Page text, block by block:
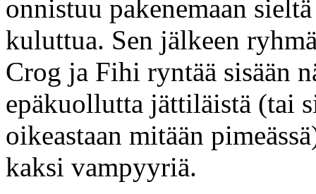
onnistuu pakenemaan
kuluttua. Sen jälkeen
Crog ja Fihi ryntää sisään
epäkuollutta jättiläistä (tai
oikeastaan mitään
kaksi vampyyriä.